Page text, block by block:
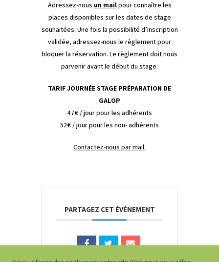
Adressez-nous un mailpour connaître les
places disponibles sur les dates de stage
souhaitées. Une fois la possibilité d’inscription
validée, adressez-nous le règlement pour
bloquer la réservation. Le règlement doit nous
parvenir avant le début du stage.
TARIF JOURNÉE STAGE PRÉPARATION DE
GALOP
47€ / jour pour les adhérents
52€ / jour pour les non- adhérents
Contactez-nous par mail.
PARTAGEZ CET ÉVÉNEMENT